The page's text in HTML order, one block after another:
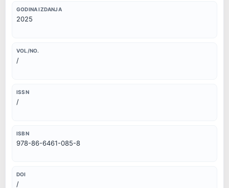
GODINA IZDANJA
2025
VOL/NO.
/
ISSN
/
ISBN
978-86-6461-085-8
DOI
/